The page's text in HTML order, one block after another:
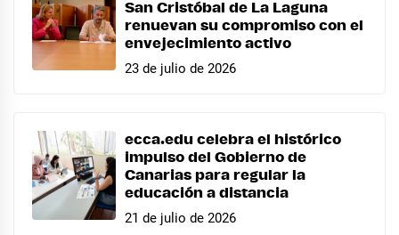
San Cristóbal de La Laguna
renuevan su compromiso con el
envejecimiento activo
23 de julio de 2026
ecca.edu celebra el histórico
impulso del Gobierno de
Canarias para regular la
educación a distancia
21 de julio de 2026